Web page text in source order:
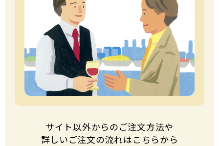
サイト以外からのご注⽂⽅法や
詳しいご注⽂の流れはこちらから